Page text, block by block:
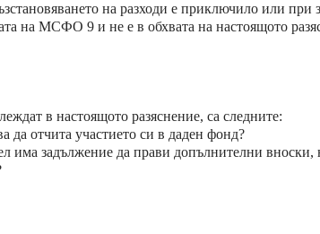
на разходи е приключило или
на МСФО 9 и не е в обхвата на настоящото
в настоящото разяснение, са следните:
да отчита участието си в даден фонд?
има задължение да прави допълнителни